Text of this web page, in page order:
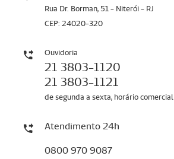
Rua Dr. Borman, 51 - Niterói - RJ
CEP: 24020-320
Ouvidoria
21 3803-1120
21 3803-1121
de segunda a sexta, horário comercial
Atendimento 24h
0800 970 9087